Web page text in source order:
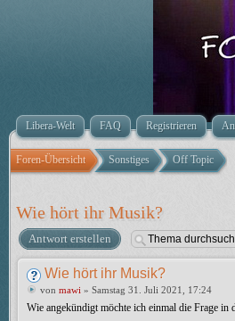
Libera-Welt FAQ Registrieren
Foren-Übersicht Sonstiges Off Topic
Wie hört ihr Musik?
Antwort erstellen
Wie hört ihr Musik?
von mawi » Samstag 31. Juli 2021, 17:24
Wie angekündigt möchte ich einmal die Frage